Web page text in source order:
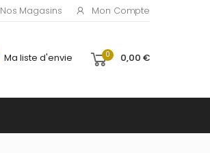
Nos Magasins Mon Compte
Ma liste d'envie 0 0,00 €